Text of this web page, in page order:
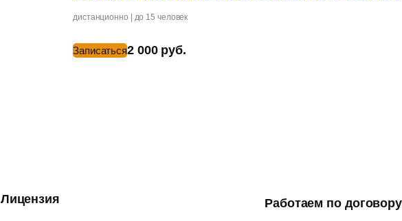
дистанционно | до 15 человек
Записаться2 000 руб.
Лицензия Работаем по договору